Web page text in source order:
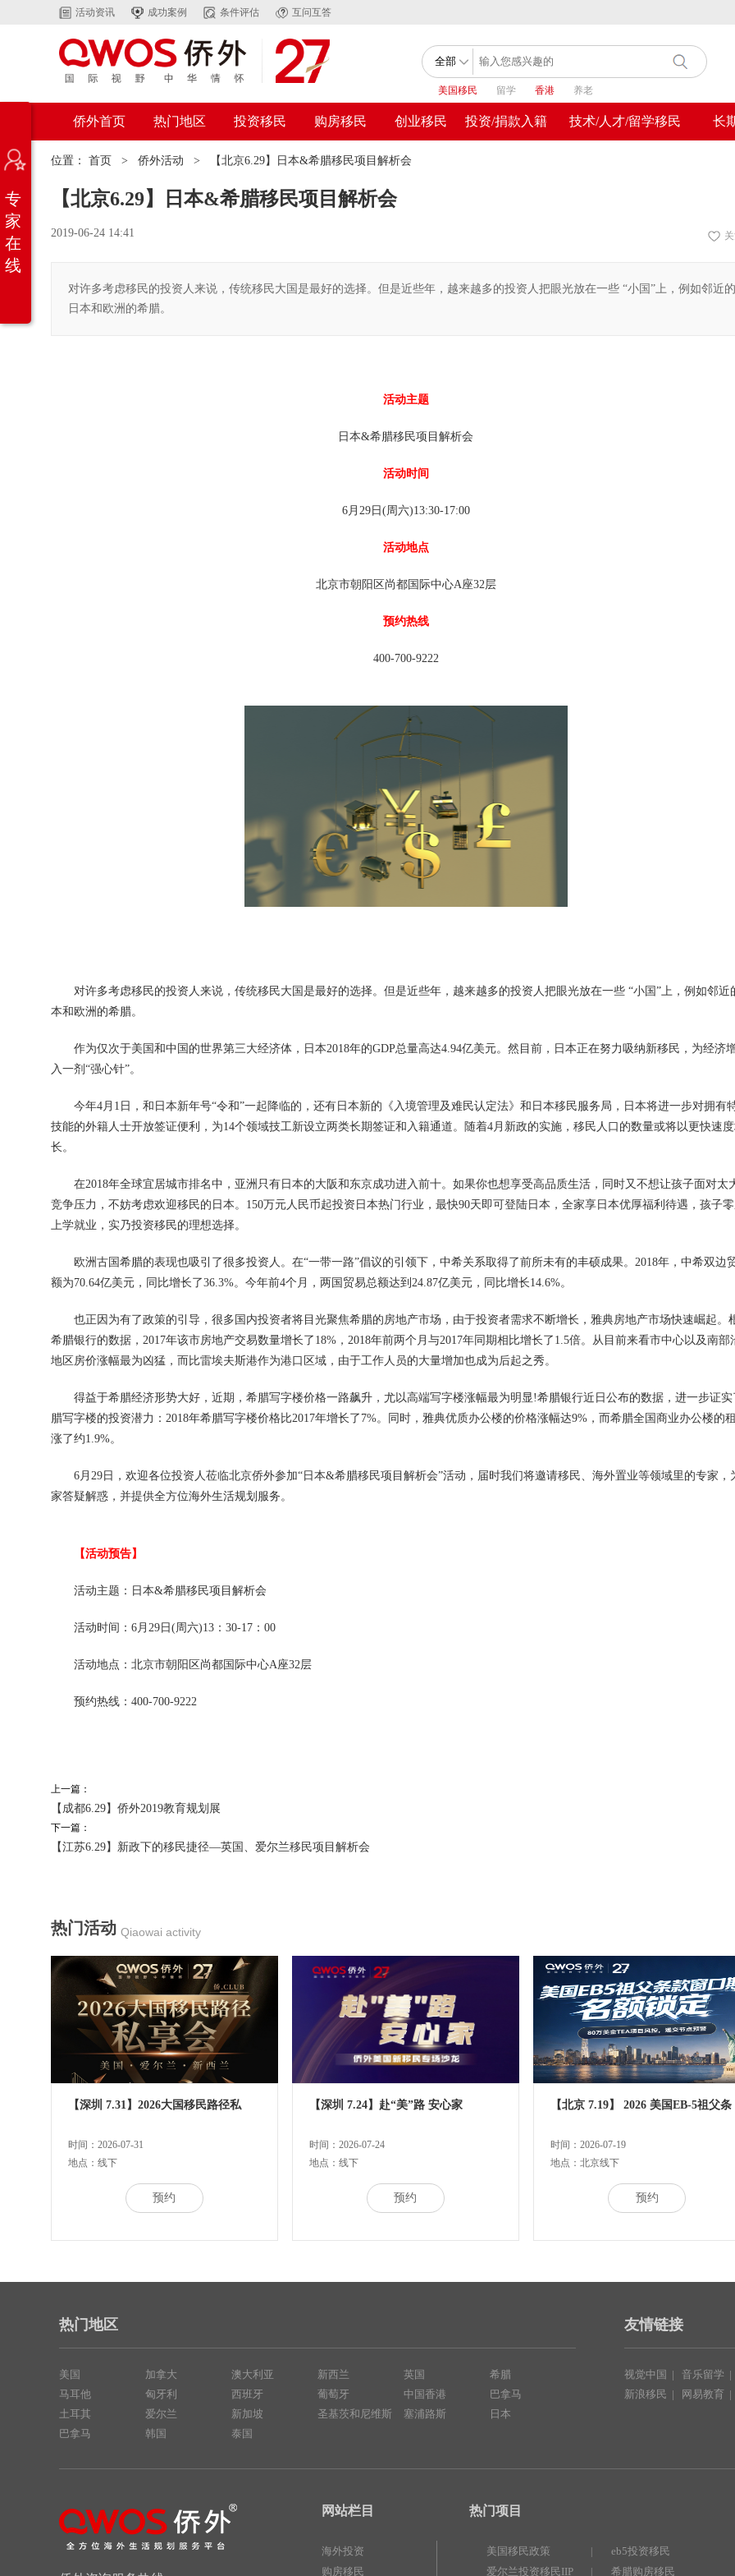
活动资讯 成功案例 条件评估 互问互答
美国移民 留学 香港 养老
侨外首页 热门地区 投资移民 购房移民 创业移民 投资/捐款入籍 技术/人才/留学移民 长
位置： 首页 > 侨外活动 > 【北京6.29】日本&希腊移民项目解析会
【北京6.29】日本&希腊移民项目解析会
2019-06-24 14:41
对许多考虑移民的投资人来说，传统移民大国是最好的选择。但是近些年，越来越多的投资人把眼光放在一些 “小国”上，例如邻近的
日本和欧洲的希腊。
活动主题
日本&希腊移民项目解析会
活动时间
6月29日(周六)13:30-17:00
活动地点
北京市朝阳区尚都国际中心A座32层
预约热线
400-700-9222
对许多考虑移民的投资人来说，传统移民大国是最好的选择。但是近些年，越来越多的投资人把眼光放在一些 “小国”上，例如邻近
本和欧洲的希腊。
作为仅次于美国和中国的世界第三大经济体，日本2018年的GDP总量高达4.94亿美元。然目前，日本正在努力吸纳新移民，为经济
入一剂“强心针”。
今年4月1日，和日本新年号“令和”一起降临的，还有日本新的《入境管理及难民认定法》和日本移民服务局，日本将进一步对拥有
技能的外籍人士开放签证便利，为14个领域技工新设立两类长期签证和入籍通道。随着4月新政的实施，移民人口的数量或将以更快速
长。
在2018年全球宜居城市排名中，亚洲只有日本的大阪和东京成功进入前十。如果你也想享受高品质生活，同时又不想让孩子面对太
竞争压力，不妨考虑欢迎移民的日本。150万元人民币起投资日本热门行业，最快90天即可登陆日本，全家享日本优厚福利待遇，孩子
上学就业，实乃投资移民的理想选择。
欧洲古国希腊的表现也吸引了很多投资人。在“一带一路”倡议的引领下，中希关系取得了前所未有的丰硕成果。2018年，中希双边
额为70.64亿美元，同比增长了36.3%。今年前4个月，两国贸易总额达到24.87亿美元，同比增长14.6%。
也正因为有了政策的引导，很多国内投资者将目光聚焦希腊的房地产市场，由于投资者需求不断增长，雅典房地产市场快速崛起。
希腊银行的数据，2017年该市房地产交易数量增长了18%，2018年前两个月与2017年同期相比增长了1.5倍。从目前来看市中心以及南部
地区房价涨幅最为凶猛，而比雷埃夫斯港作为港口区域，由于工作人员的大量增加也成为后起之秀。
得益于希腊经济形势大好，近期，希腊写字楼价格一路飙升，尤以高端写字楼涨幅最为明显!希腊银行近日公布的数据，进一步证实
腊写字楼的投资潜力：2018年希腊写字楼价格比2017年增长了7%。同时，雅典优质办公楼的价格涨幅达9%，而希腊全国商业办公楼的
涨了约1.9%。
6月29日，欢迎各位投资人莅临北京侨外参加“日本&希腊移民项目解析会”活动，届时我们将邀请移民、海外置业等领域里的专家，
家答疑解惑，并提供全方位海外生活规划服务。
【活动预告】
活动主题：日本&希腊移民项目解析会
活动时间：6月29日(周六)13：30-17：00
活动地点：北京市朝阳区尚都国际中心A座32层
预约热线：400-700-9222
上一篇：
【成都6.29】侨外2019教育规划展
下一篇：
【江苏6.29】新政下的移民捷径—英国、爱尔兰移民项目解析会
热门活动 Qiaowai activity
【深圳 7.31】2026大国移民路径私
时间：2026-07-31
地点：线下
预约
【深圳 7.24】赴“美”路 安心家
时间：2026-07-24
地点：线下
预约
【北京 7.19】 2026 美国EB-5祖父条
时间：2026-07-19
地点：北京线下
预约
专
家
在
线
热门地区
美国
马耳他
土耳其
巴拿马
加拿大
匈牙利
爱尔兰
韩国
澳大利亚
西班牙
新加坡
泰国
新西兰
葡萄牙
圣基茨和尼维斯
英国
中国香港
塞浦路斯
希腊
巴拿马
日本
友情链接
视觉中国 | 音乐留学
新浪移民 | 网易教育
网站栏目
海外投资
购房移民
热门项目
美国移民政策 |
eb5投资移民
爱尔兰投资移民IIP
| 希腊购房移民